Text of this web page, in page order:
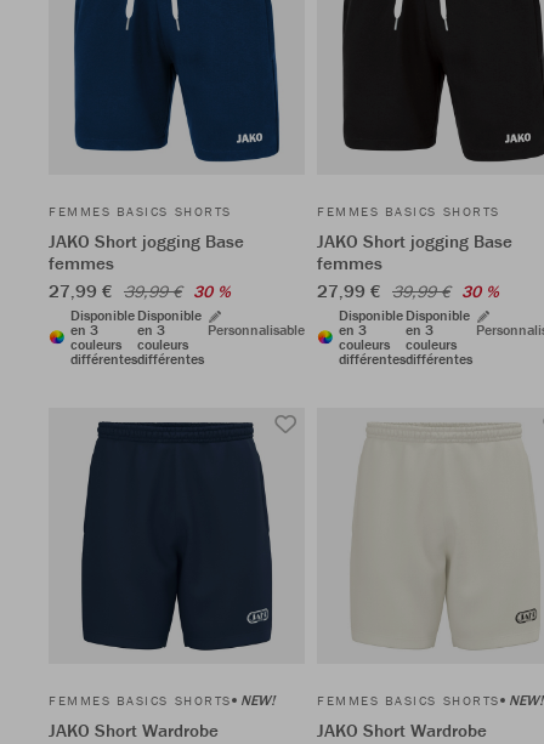
FEMMES BASICS SHORTS
JAKO Short jogging Base
femmes
27,99 € 39,99 € 30 %
Disponible
en 3
couleurs
différentes
Disponible
en 3
couleurs
différentes
Personnalisable
FEMMES BASICS SHORTS
JAKO Short jogging Base
femmes
27,99 € 39,99 € 30 %
Disponible
en 3
couleurs
différentes
Disponible
en 3
couleurs
différentes
FEMMES BASICS SHORTS NEW!
JAKO Short Wardrobe
FEMMES BASICS SHORTS NEW!
JAKO Short Wardrobe